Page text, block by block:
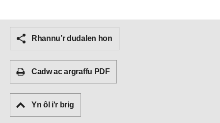
Rhannu’r dudalen hon
Cadw ac argraffu PDF
Yn ôl i'r brig